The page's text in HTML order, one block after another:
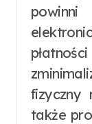
fizyczny
także